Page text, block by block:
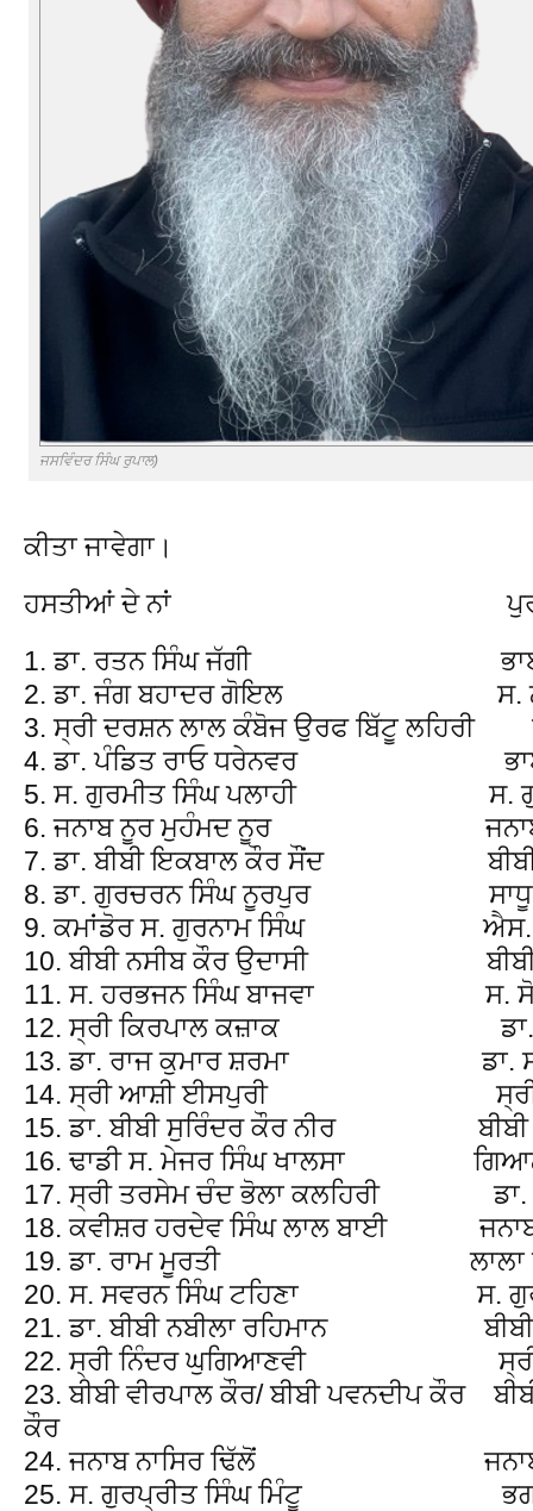
ਜਸਵਿੰਦਰ ਸਿੰਘ ਰੁਪਾਲ)
ਕੀਤਾ ਜਾਵੇਗਾ।
ਹਸਤੀਆਂ ਦੇ ਨਾਂ
1. ਡਾ. ਰਤਨ ਸਿੰਘ ਜੱਗੀ ਭਾਈ
2. ਡਾ. ਜੰਗ ਬਹਾਦਰ ਗੋਇਲ ਸ. ਨਾਨਕ
3. ਸ੍ਰੀ ਦਰਸ਼ਨ ਲਾਲ ਕੰਬੋਜ ਉਰਫ ਬਿੱਟੂ ਲਹਿਰੀ
4. ਡਾ. ਪੰਡਿਤ ਰਾਓ ਧਰੇਨਵਰ ਭਾਈ
5. ਸ. ਗੁਰਮੀਤ ਸਿੰਘ ਪਲਾਹੀ ਸ.
6. ਜਨਾਬ ਨੂਰ ਮੁਹੰਮਦ ਨੂਰ ਜਨਾਬ
7. ਡਾ. ਬੀਬੀ ਇਕਬਾਲ ਕੌਰ ਸੌਂਦ ਬੀਬੀ
8. ਡਾ. ਗੁਰਚਰਨ ਸਿੰਘ ਨੂਰਪੁਰ ਸਾਧੂ
9. ਕਮਾਂਡੋਰ ਸ. ਗੁਰਨਾਮ ਸਿੰਘ ਐਸ.
10. ਬੀਬੀ ਨਸੀਬ ਕੌਰ ਉਦਾਸੀ ਬੀਬੀ
11. ਸ. ਹਰਭਜਨ ਸਿੰਘ ਬਾਜਵਾ ਸ. ਸੋਭਾ
12. ਸ੍ਰੀ ਕਿਰਪਾਲ ਕਜ਼ਾਕ ਡਾ.
13. ਡਾ. ਰਾਜ ਕੁਮਾਰ ਸ਼ਰਮਾ ਡਾ.
14. ਸ੍ਰੀ ਆਸ਼ੀ ਈਸਪੁਰੀ ਸ੍ਰੀ ਨੰਦ
15. ਡਾ. ਬੀਬੀ ਸੁਰਿੰਦਰ ਕੌਰ ਨੀਰ ਬੀਬੀ
16. ਢਾਡੀ ਸ. ਮੇਜਰ ਸਿੰਘ ਖਾਲਸਾ
17. ਸ੍ਰੀ ਤਰਸੇਮ ਚੰਦ ਭੋਲਾ ਕਲਹਿਰੀ ਡਾ.
18. ਕਵੀਸ਼ਰ ਹਰਦੇਵ ਸਿੰਘ ਲਾਲ ਬਾਈ ਜਨਾਬ
19. ਡਾ. ਰਾਮ ਮੂਰਤੀ ਲਾਲਾ ਧਨੀ
20. ਸ. ਸਵਰਨ ਸਿੰਘ ਟਹਿਣਾ ਸ.
21. ਡਾ. ਬੀਬੀ ਨਬੀਲਾ ਰਹਿਮਾਨ ਬੀਬੀ
22. ਸ੍ਰੀ ਨਿੰਦਰ ਘੁਗਿਆਣਵੀ ਸ੍ਰੀ
23. ਬੀਬੀ ਵੀਰਪਾਲ ਕੌਰ/ ਬੀਬੀ ਪਵਨਦੀਪ ਕੌਰ
ਕੌਰ
24. ਜਨਾਬ ਨਾਸਿਰ ਢਿੱਲੋਂ ਜਨਾਬ
25. ਸ. ਗੁਰਪ੍ਰੀਤ ਸਿੰਘ ਮਿੰਟੂ ਭਗਤ